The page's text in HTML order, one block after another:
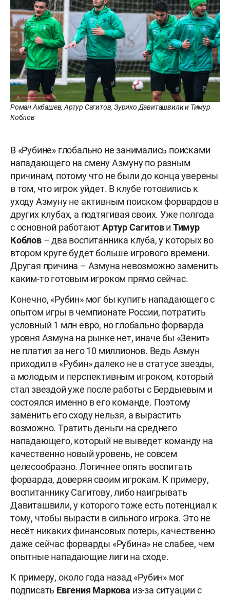
Роман Акбашев, Артур Сагитов, Зурико Давиташвили и Тимур
Коблов
В «Рубине» глобально не занимались поисками
нападающего на смену Азмуну по разным
причинам, потому что не были до конца уверены
в том, что игрок уйдет. В клубе готовились к
уходу Азмуну не активным поиском форвардов в
других клубах, а подтягивая своих. Уже полгода
с основной работаютАртур Сагитови Тимур
Коблов– два воспитанника клуба, у которых во
втором круге будет больше игрового времени.
Другая причина – Азмуна невозможно заменить
каким-то готовым игроком прямо сейчас.
Конечно, «Рубин» мог бы купить нападающего с
опытом игры в чемпионате России, потратить
условный 1 млн евро, но глобально форварда
уровня Азмуна на рынке нет, иначе бы «Зенит»
не платил за него 10 миллионов. Ведь Азмун
приходил в «Рубин» далеко не в статусе звезды,
а молодым и перспективным игроком, который
стал звездой уже после работы с Бердыевым и
состоялся именно в его команде. Поэтому
заменить его сходу нельзя, а вырастить
возможно. Тратить деньги на среднего
нападающего, который не выведет команду на
качественно новый уровень, не совсем
целесообразно. Логичнее опять воспитать
форварда, доверяя своим игрокам. К примеру,
воспитаннику Сагитову, либо наигрывать
Давиташвили, у которого тоже есть потенциал к
тому, чтобы вырасти в сильного игрока. Это не
несёт никаких финансовых потерь, качественно
даже сейчас форварды «Рубина» не слабее, чем
опытные нападающие лиги на сходе.
К примеру, около года назад «Рубин» мог
подписать Евгения Маркова из-за ситуации с